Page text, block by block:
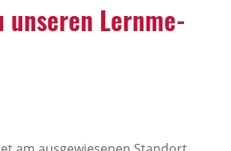
unseren Lern­me­